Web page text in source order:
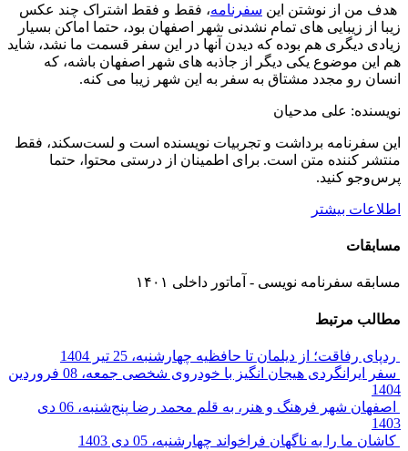
هدف من از نوشتن این سفرنامه، فقط و فقط اشتراک چند عکس
زیبا از زیبایی های تمام نشدنی شهر اصفهان بود، حتما اماکن بسیار
زیادی دیگری هم بوده که دیدن آنها در این سفر قسمت ما نشد، شاید
هم این موضوع یکی دیگر از جاذبه های شهر اصفهان باشه، که
انسان رو مجدد مشتاق به سفر به این شهر زیبا می کنه.
نویسنده: علی مدحیان
این سفرنامه برداشت و تجربیات نویسنده است و لست‌سکند، فقط
منتشر کننده متن است. برای اطمینان از درستی محتوا، حتما
پرس‌وجو کنید.
اطلاعات بیشتر
مسابقات
مسابقه سفرنامه نویسی - آماتور داخلی ۱۴۰۱
مطالب مرتبط
ردپای رفاقت؛ از دیلمان تا حافظیه چهارشنبه، 25 تیر 1404
سفر ایرانگردی هیجان انگیز با خودروی شخصی
جمعه، 08 فروردین
1404
اصفهان شهر فرهنگ و هنر، به قلم محمد رضا
پنج‌شنبه، 06 دی
1403
کاشان ما را به ناگهان فراخواند چهارشنبه، 05 دی 1403